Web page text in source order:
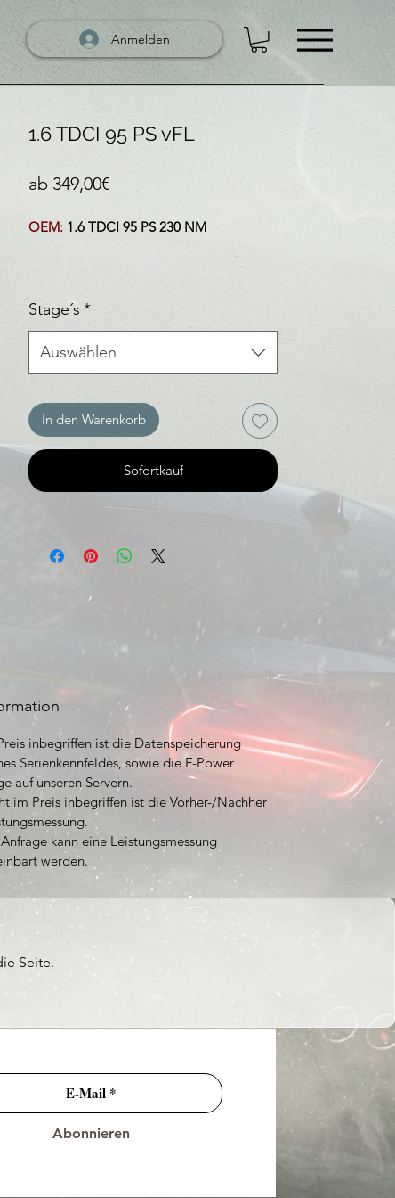
Anmelden
1.6 TDCI 95 PS vFL
ab 349,00€Sale-Preis
OEM: 1.6 TDCI 95 PS 230 NM
Stage´s *
Auswählen
In den Warenkorb
Sofortkauf
inbegriffen ist die Datenspeicherung
Serienkennfeldes, sowie die F-Power
auf unseren Servern.
im Preis inbegriffen ist die Vorher-/Nachher
kann eine Leistungsmessung
werden.
Seite.
Abonnieren